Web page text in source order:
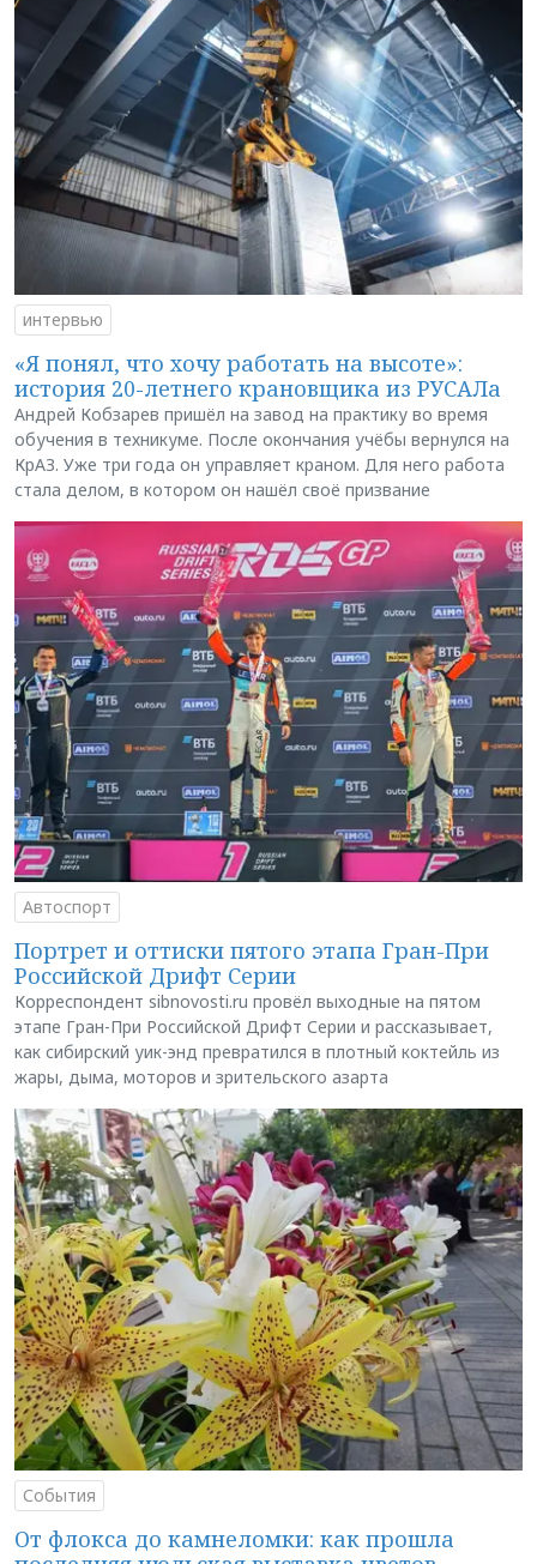
интервью
«Я понял, что хочу работать на высоте»:
история 20-летнего крановщика из РУСАЛа
Андрей Кобзарев пришёл на завод на практику во время
обучения в техникуме. После окончания учёбы вернулся на
КрАЗ. Уже три года он управляет краном. Для него работа
стала делом, в котором он нашёл своё призвание
Автоспорт
Портрет и оттиски пятого этапа Гран-При
Российской Дрифт Серии
Корреспондент sibnovosti.ru провёл выходные на пятом
этапе Гран-При Российской Дрифт Серии и рассказывает,
как сибирский уик-энд превратился в плотный коктейль из
жары, дыма, моторов и зрительского азарта
События
От флокса до камнеломки: как прошла